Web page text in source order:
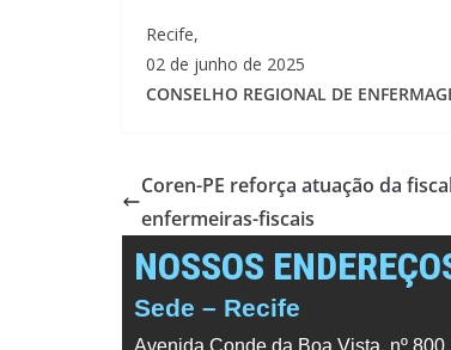
Recife,
02 de junho de 2025
CONSELHO REGIONAL DE
Coren-PE reforça atuação da
enfermeiras-fiscais
NOSSOS
Sede – Recife
Avenida Conde da Boa Vista, nº